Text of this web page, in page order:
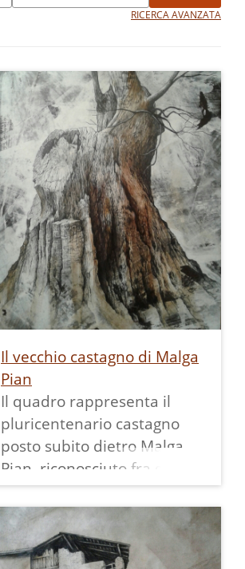
RICERCA AVANZATA
Il vecchio castagno di Malga
Pian
Il quadro rappresenta il
pluricentenario castagno
posto subito dietro Malga
Pian, riconosciuto fra gli
alberi monumentali di
interesse nazionale.
Tecnica utilizzata: matita e
acrilici su tavola.